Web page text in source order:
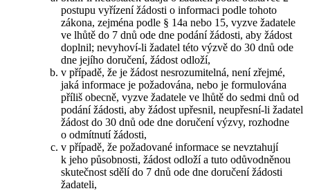
postupu vyřízení žádosti o informaci podle tohoto
zákona, zejména podle § 14a nebo 15, vyzve žadatele
ve lhůtě do 7 dnů ode dne podání žádosti, aby žádost
doplnil; nevyhoví-li žadatel této výzvě do 30 dnů ode
dne jejího doručení, žádost odloží,
v případě, že je žádost nesrozumitelná, není zřejmé,
jaká informace je požadována, nebo je formulována
příliš obecně, vyzve žadatele ve lhůtě do sedmi dnů od
podání žádosti, aby žádost upřesnil, neupřesní-li žadatel
žádost do 30 dnů ode dne doručení výzvy, rozhodne
o odmítnutí žádosti,
v případě, že požadované informace se nevztahují
k jeho působnosti, žádost odloží a tuto odůvodněnou
skutečnost sdělí do 7 dnů ode dne doručení žádosti
žadateli,